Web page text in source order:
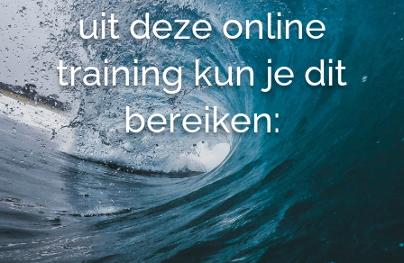
uit deze online
training kun je dit
bereiken: